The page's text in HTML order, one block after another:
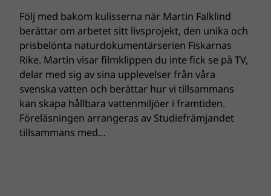
Följ med bakom kulisserna när Martin Falklind
berättar om arbetet sitt livsprojekt, den unika och
prisbelönta naturdokumentärserien Fiskarnas
Rike. Martin visar filmklippen du inte fick se på TV,
delar med sig av sina upplevelser från våra
svenska vatten och berättar hur vi tillsammans
kan skapa hållbara vattenmiljöer i framtiden.
Föreläsningen arrangeras av Studiefrämjandet
tillsammans med…